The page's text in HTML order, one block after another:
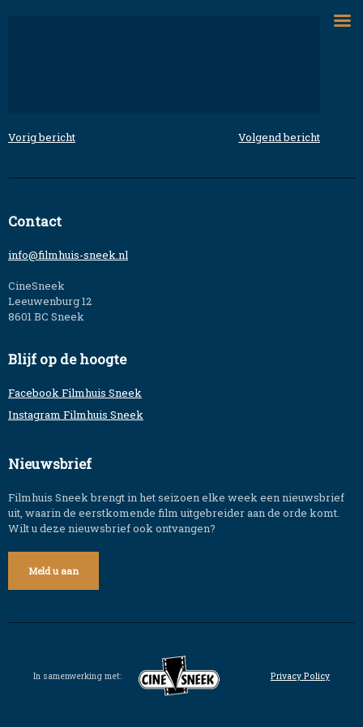
Bericht
navigatie
Vorig bericht Volgend bericht
Contact
info@filmhuis-sneek.nl
CineSneek
Leeuwenburg 12
8601 BC Sneek
Blijf op de hoogte
Facebook Filmhuis Sneek
Instagram Filmhuis Sneek
Nieuwsbrief
Filmhuis Sneek brengt in het seizoen elke week een nieuwsbrief
uit, waarin de eerstkomende film uitgebreider aan de orde komt.
Wilt u deze nieuwsbrief ook ontvangen?
Meld u aan
In samenwerking met: Privacy Policy